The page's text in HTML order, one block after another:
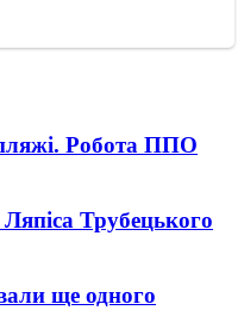
Робота ППО
Ляпіса Трубецького
ще одного